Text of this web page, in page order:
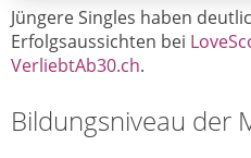
Jüngere Singles haben
Erfolgsaussichten bei
VerliebtAb30.ch.
Bildungsniveau der